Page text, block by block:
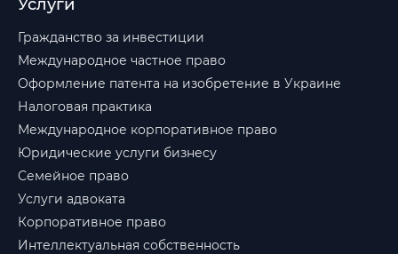
Услуги
Гражданство за инвестиции
Международное частное право
Оформление патента на изобретение в Украине
Налоговая практика
Международное корпоративное право
Юридические услуги бизнесу
Семейное право
Услуги адвоката
Корпоративное право
Интеллектуальная собственность